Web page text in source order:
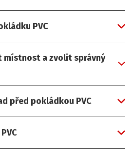
PVC
místnost a zvolit správný
před pokládkou PVC